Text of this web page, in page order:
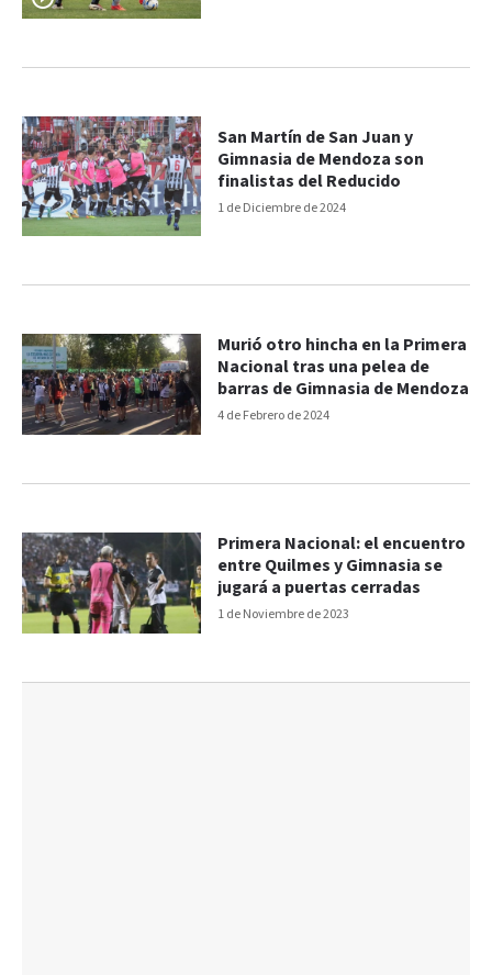
1 de Diciembre de 2024
San Martín de San Juan y
Gimnasia de Mendoza son
finalistas del Reducido
4 de Febrero de 2024
Murió otro hincha en la Primera
Nacional tras una pelea de
barras de Gimnasia de Mendoza
1 de Noviembre de 2023
Primera Nacional: el encuentro
entre Quilmes y Gimnasia se
jugará a puertas cerradas